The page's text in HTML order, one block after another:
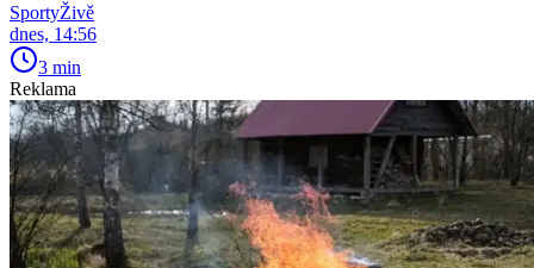
SportyŽivě
dnes, 14:56
3 min
Reklama